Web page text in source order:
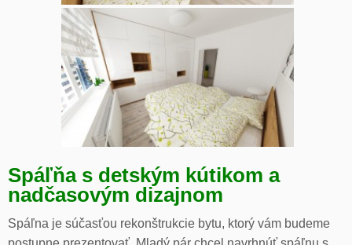
Spáľňa s detským kútikom a
nadčasovým dizajnom
Spáľna je súčasťou rekonštrukcie bytu, ktorý vám budeme